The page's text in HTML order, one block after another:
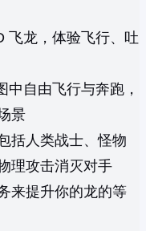
飞龙，体验飞行、吐
中自由飞行与奔跑，
景
括人类战士、怪物
理攻击消灭对手
来提升你的龙的等